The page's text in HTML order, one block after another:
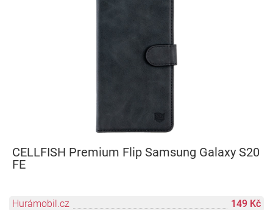
CELLFISH Premium Flip Samsung Galaxy S20
FE
Hurámobil.cz 149 Kč